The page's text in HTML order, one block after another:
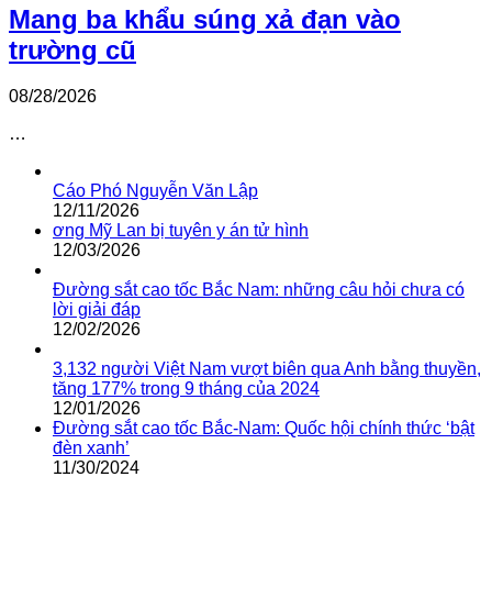
Mang ba khẩu súng xả đạn vào
trường cũ
08/28/2026
…
Cáo Phó Nguyễn Văn Lập
12/11/2026
ơng Mỹ Lan bị tuyên y án tử hình
12/03/2026
Đường sắt cao tốc Bắc Nam: những câu hỏi chưa có
lời giải đáp
12/02/2026
3,132 người Việt Nam vượt biên qua Anh bằng thuyền,
tăng 177% trong 9 tháng của 2024
12/01/2026
Đường sắt cao tốc Bắc-Nam: Quốc hội chính thức ‘bật
đèn xanh’
11/30/2024